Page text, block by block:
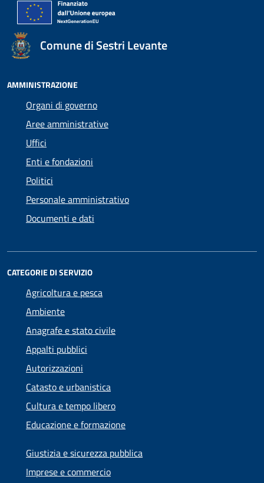
Comune di Sestri Levante
AMMINISTRAZIONE
Organi di governo
Aree amministrative
Uffici
Enti e fondazioni
Politici
Personale amministrativo
Documenti e dati
CATEGORIE DI SERVIZIO
Agricoltura e pesca
Ambiente
Anagrafe e stato civile
Appalti pubblici
Autorizzazioni
Catasto e urbanistica
Cultura e tempo libero
Educazione e formazione
Giustizia e sicurezza pubblica
Imprese e commercio